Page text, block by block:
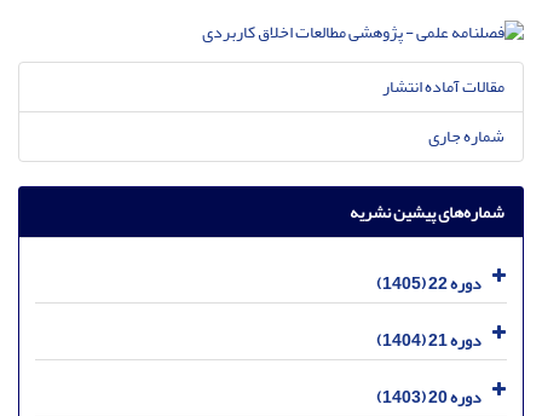
مقالات آماده انتشار
شماره جاری
شماره‌های پیشین نشریه
دوره 22 (1405)
دوره 21 (1404)
دوره 20 (1403)